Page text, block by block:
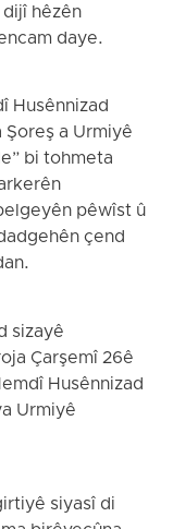
hêzên
daye.
Husênnizad
Şoreş a Urmiyê
bi tohmeta
pêwîst û
çend
sizayê
Çarşemî 26ê
Husênnizad
Urmiyê
siyasî di